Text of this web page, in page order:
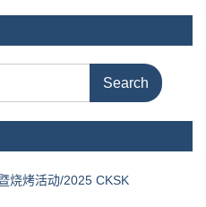
烧烤活动/2025 CKSK